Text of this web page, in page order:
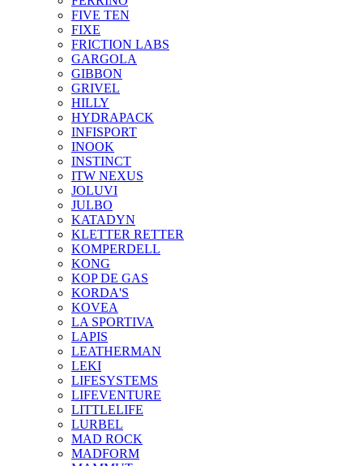
FIVE TEN
FIXE
FRICTION LABS
GARGOLA
GIBBON
GRIVEL
HILLY
HYDRAPACK
INFISPORT
INOOK
INSTINCT
ITW NEXUS
JOLUVI
JULBO
KATADYN
KLETTER RETTER
KOMPERDELL
KONG
KOP DE GAS
KORDA'S
KOVEA
LA SPORTIVA
LAPIS
LEATHERMAN
LEKI
LIFESYSTEMS
LIFEVENTURE
LITTLELIFE
LURBEL
MAD ROCK
MADFORM